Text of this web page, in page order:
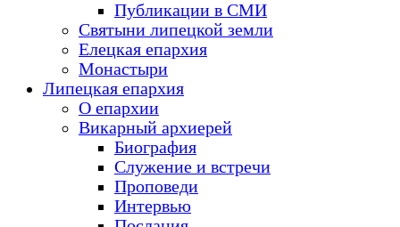
Публикации в СМИ
Святыни липецкой земли
Елецкая епархия
Монастыри
Липецкая епархия
О епархии
Викарный архиерей
Биография
Служение и встречи
Проповеди
Интервью